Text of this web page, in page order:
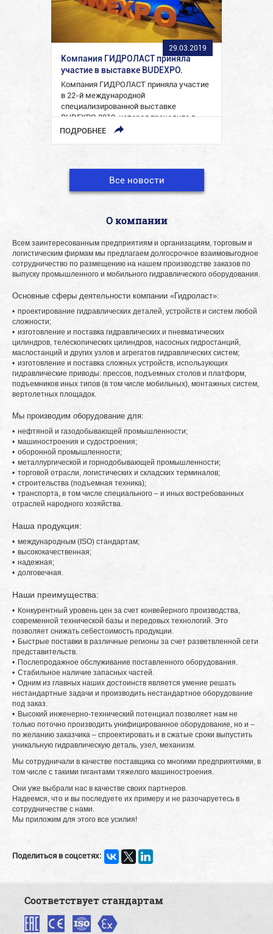
29.03.2019
Компания ГИДРОЛАСТ приняла
участие в выставке BUDEXPO.
Компания ГИДРОЛАСТ приняла участие
в 22-й международной
специализированной выставке
BUDEXPO 2019, которая проходила в
период с 26 по 29 марта…
ПОДРОБНЕЕ
Все новости
О компании
Всем заинтересованным предприятиям и организациям, торговым и
логистическим фирмам мы предлагаем долгосрочное взаимовыгодное
сотрудничество по размещению на нашем производстве заказов по
выпуску промышленного и мобильного гидравлического оборудования.
Основные сферы деятельности компании «Гидроласт»:
проектирование гидравлических деталей, устройств и систем любой
сложности;
изготовление и поставка гидравлических и пневматических
цилиндров, телескопических цилиндров, насосных гидростанций,
маслостанций и других узлов и агрегатов гидравлических систем;
изготовление и поставка сложных устройств, использующих
гидравлические приводы: прессов, подъемных столов и платформ,
подъемников иных типов (в том числе мобильных), монтажных систем,
вертолетных площадок.
Мы производим оборудование для:
нефтяной и газодобывающей промышленности;
машиностроения и судостроения;
оборонной промышленности;
металлургической и горнодобывающей промышленности;
торговой отрасли, логистических и складских терминалов;
строительства (подъемная техника);
транспорта, в том числе специального – и иных востребованных
отраслей народного хозяйства.
Наша продукция:
международным (ISO) стандартам;
высококачественная;
надежная;
долговечная.
Наши преимущества:
Конкурентный уровень цен за счет конвейерного производства,
современной технической базы и передовых технологий. Это
позволяет снижать себестоимость продукции.
Быстрые поставки в различные регионы за счет разветвленной сети
представительств.
Послепродажное обслуживание поставленного оборудования.
Стабильное наличие запасных частей.
Одним из главных наших достоинств является умение решать
нестандартные задачи и производить нестандартное оборудование
под заказ.
Высокий инженерно-технический потенциал позволяет нам не
только поточно производить унифицированное оборудование, но и –
по желанию заказчика – спроектировать и в сжатые сроки выпустить
уникальную гидравлическую деталь, узел, механизм.
Мы сотрудничали в качестве поставщика со многими предприятиями, в
том числе с такими гигантами тяжелого машиностроения.
Они уже выбрали нас в качестве своих партнеров.
Надеемся, что и вы последуете их примеру и не разочаруетесь в
сотрудничестве с нами.
Мы приложим для этого все усилия!
Поделиться в соцсетях:
Соответствует стандартам